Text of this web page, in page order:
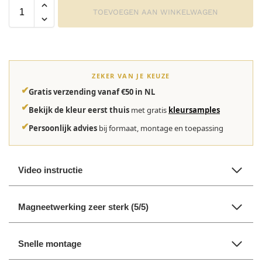
TOEVOEGEN AAN WINKELWAGEN
ZEKER VAN JE KEUZE
✔Gratis verzending vanaf €50 in NL
✔Bekijk de kleur eerst thuis met gratis kleursamples
✔Persoonlijk advies bij formaat, montage en toepassing
Video instructie
Magneetwerking zeer sterk (5/5)
Snelle montage